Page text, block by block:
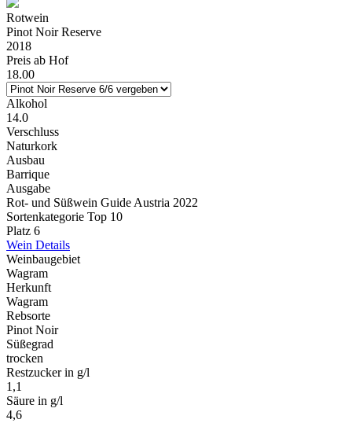
Rotwein
Pinot Noir Reserve
2018
Preis ab Hof
18.00
Alkohol
14.0
Verschluss
Naturkork
Ausbau
Barrique
Ausgabe
Rot- und Süßwein Guide Austria 2022
Sortenkategorie Top 10
Platz 6
Wein Details
Weinbaugebiet
Wagram
Herkunft
Wagram
Rebsorte
Pinot Noir
Süßegrad
trocken
Restzucker in g/l
1,1
Säure in g/l
4,6